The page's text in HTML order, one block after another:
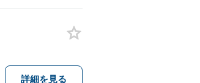
詳細を見る